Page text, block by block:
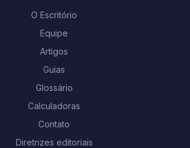
O Escritório
Equipe
Artigos
Guias
Glossário
Calculadoras
Contato
Diretrizes editoriais